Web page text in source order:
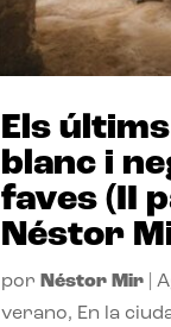
Els
blanc i
faves (II
Néstor
por Néstor Mir |
verano, En la